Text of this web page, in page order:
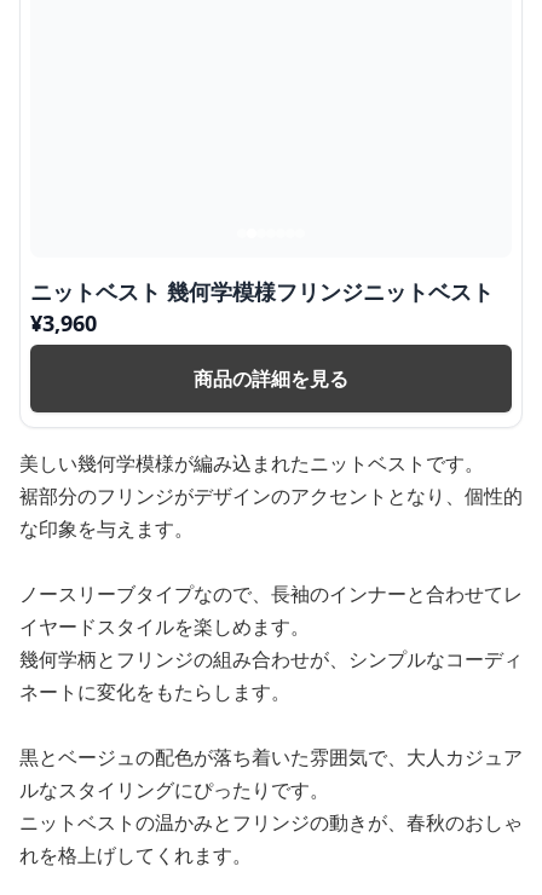
ニットベスト 幾何学模様フリンジニットベスト
¥3,960
商品の詳細を見る
美しい幾何学模様が編み込まれたニットベストです。
裾部分のフリンジがデザインのアクセントとなり、個性的
な印象を与えます。
ノースリーブタイプなので、長袖のインナーと合わせてレ
イヤードスタイルを楽しめます。
幾何学柄とフリンジの組み合わせが、シンプルなコーディ
ネートに変化をもたらします。
黒とベージュの配色が落ち着いた雰囲気で、大人カジュア
ルなスタイリングにぴったりです。
ニットベストの温かみとフリンジの動きが、春秋のおしゃ
れを格上げしてくれます。